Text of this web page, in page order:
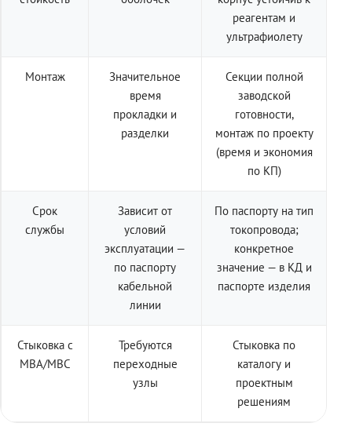
реагентам и
ультрафиолету
Монтаж
Значительное
время
прокладки и
разделки
Секции полной
заводской
готовности,
монтаж по проекту
(время и экономия
по КП)
Срок
службы
Зависит от
условий
эксплуатации —
по паспорту
кабельной
линии
По паспорту на тип
токопровода;
конкретное
значение — в КД и
паспорте изделия
Стыковка с
МВА/МВС
Требуются
переходные
узлы
Стыковка по
каталогу и
проектным
решениям